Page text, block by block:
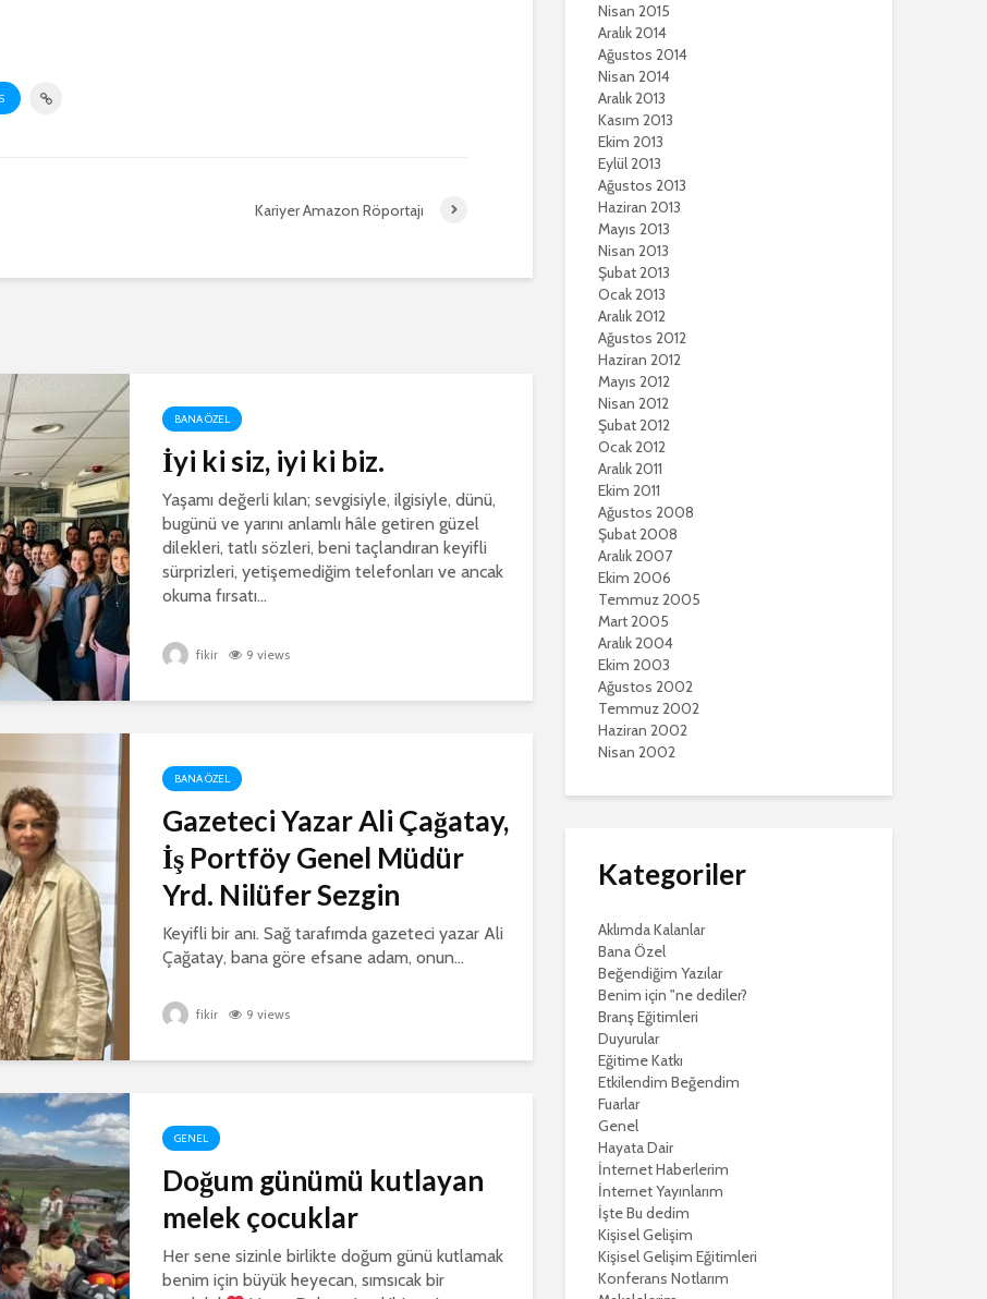
Kariyer Amazon Röportajı
BANA ÖZEL
İyi ki siz, iyi ki biz.
Yaşamı değerli kılan; sevgisiyle, ilgisiyle, dünü,
bugünü ve yarını anlamlı hâle getiren güzel
dilekleri, tatlı sözleri, beni taçlandıran keyifli
sürprizleri, yetişemediğim telefonları ve ancak
okuma fırsatı...
fikir 9 views
BANA ÖZEL
Gazeteci Yazar Ali Çağatay,
İş Portföy Genel Müdür
Yrd. Nilüfer Sezgin
Keyifli bir anı. Sağ tarafımda gazeteci yazar Ali
Çağatay, bana göre efsane adam, onun...
fikir 9 views
GENEL
Doğum günümü kutlayan
melek çocuklar
Her sene sizinle birlikte doğum günü kutlamak
benim için büyük heyecan, sımsıcak bir
Nisan 2015
Aralık 2014
Ağustos 2014
Nisan 2014
Aralık 2013
Kasım 2013
Ekim 2013
Eylül 2013
Ağustos 2013
Haziran 2013
Mayıs 2013
Nisan 2013
Şubat 2013
Ocak 2013
Aralık 2012
Ağustos 2012
Haziran 2012
Mayıs 2012
Nisan 2012
Şubat 2012
Ocak 2012
Aralık 2011
Ekim 2011
Ağustos 2008
Şubat 2008
Aralık 2007
Ekim 2006
Temmuz 2005
Mart 2005
Aralık 2004
Ekim 2003
Ağustos 2002
Temmuz 2002
Haziran 2002
Nisan 2002
Kategoriler
Aklımda Kalanlar
Bana Özel
Beğendiğim Yazılar
Benim için "ne dediler?
Branş Eğitimleri
Duyurular
Eğitime Katkı
Etkilendim Beğendim
Fuarlar
Genel
Hayata Dair
İnternet Haberlerim
İnternet Yayınlarım
İşte Bu dedim
Kişisel Gelişim
Kişisel Gelişim Eğitimleri
Konferans Notlarım